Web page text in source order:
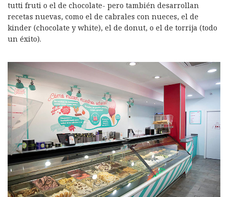
tutti fruti o el de chocolate- pero también desarrollan
recetas nuevas, como el de cabrales con nueces, el de
kinder (chocolate y white), el de donut, o el de torrija (todo
un éxito).